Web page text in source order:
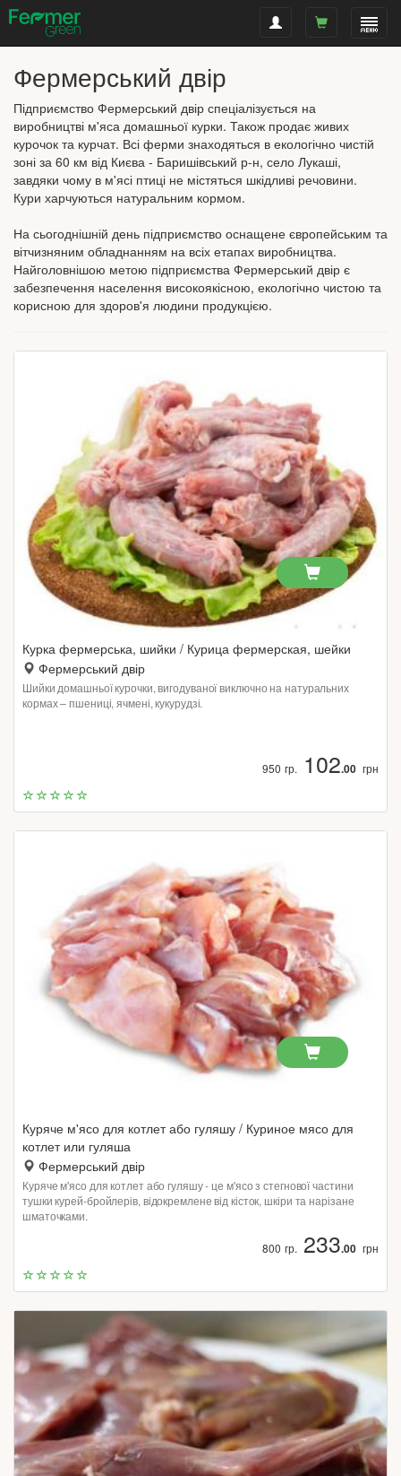
Фермерський двір
Підприємство Фермерський двір спеціалізується на
виробництві м'яса домашньої курки. Також продає живих
курочок та курчат. Всі ферми знаходяться в екологічно чистій
зоні за 60 км від Києва - Баришівський р-н, село Лукаші,
завдяки чому в м'ясі птиці не містяться шкідливі речовини.
Кури харчуються натуральним кормом.
На сьогоднішній день підприємство оснащене європейським та
вітчизняним обладнанням на всіх етапах виробництва.
Найголовнішою метою підприємства Фермерський двір є
забезпечення населення високоякісною, екологічно чистою та
корисною для здоров'я людини продукцією.
Курка фермерська, шийки / Курица фермерская, шейки
Фермерський двір
Шийки домашньої курочки, вигодуваної виключно на натуральних
кормах – пшениці, ячмені, кукурудзі.
950 гр. 102.00 грн
Куряче м'ясо для котлет або гуляшу / Куриное мясо для
котлет или гуляша
Фермерський двір
Куряче м'ясо для котлет або гуляшу - це м'ясо з стегнової частини
тушки курей-бройлерів, відокремлене від кісток, шкіри та нарізане
шматочками.
800 гр. 233.00 грн